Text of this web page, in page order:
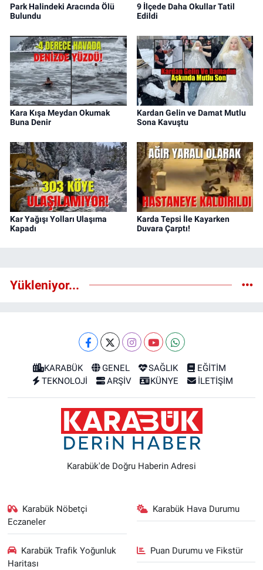
Park Halindeki Aracında Ölü
Bulundu
9 İlçede Daha Okullar Tatil
Edildi
Kara Kışa Meydan Okumak
Buna Denir
Kardan Gelin ve Damat Mutlu
Sona Kavuştu
Kar Yağışı Yolları Ulaşıma
Kapadı
Karda Tepsi İle Kayarken
Duvara Çarptı!
Yükleniyor...
KARABÜK GENEL SAĞLIK
EĞİTİM
TEKNOLOJİ
ARŞİV KÜNYE İLETİŞİM
Karabük'de Doğru Haberin Adresi
Karabük Nöbetçi
Eczaneler
Karabük Hava Durumu
Karabük Trafik Yoğunluk
Haritası
Puan Durumu ve Fikstür